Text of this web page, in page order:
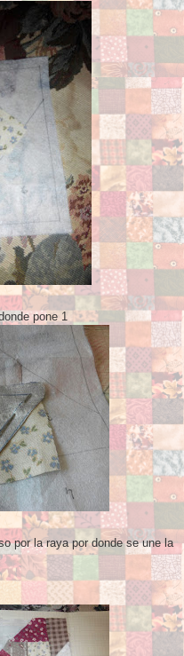
pone 1
por la raya por donde se une la